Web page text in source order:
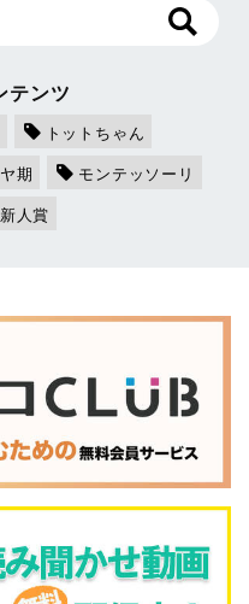
テンツ
トットちゃん
期
モンテッソーリ
人賞